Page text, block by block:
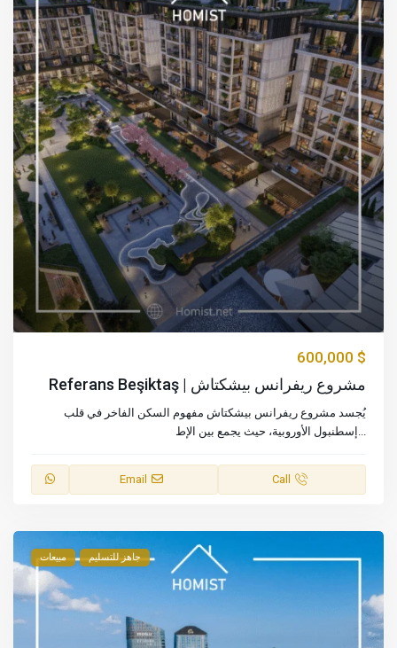
$ 600,000
مشروع ريفرانس بيشكتاش | Referans Beşiktaş
يُجسد مشروع ريفرانس بيشكتاش مفهوم السكن الفاخر في قلب
إسطنبول الأوروبية، حيث يجمع بين الإط
Call
Email
مبيعات جاهز للتسليم